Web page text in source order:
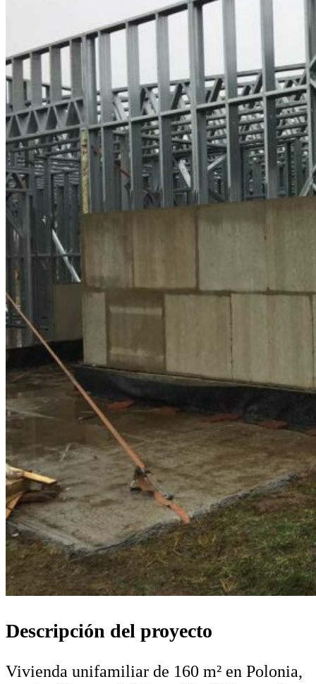
Descripción del proyecto
Vivienda unifamiliar de 160 m² en Polonia,